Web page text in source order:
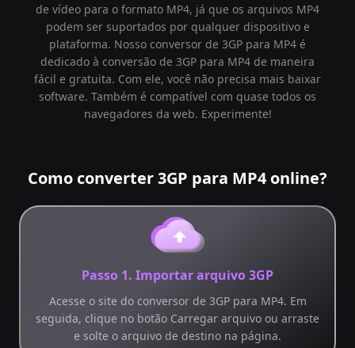
de vídeo para o formato MP4, já que os arquivos MP4
podem ser suportados por qualquer dispositivo e
plataforma. Nosso conversor de 3GP para MP4 é
dedicado à conversão de 3GP para MP4 de maneira
fácil e gratuita. Com ele, você não precisa mais baixar
software. Também é compatível com quase todos os
navegadores da web. Experimente!
Como converter 3GP para MP4 online?
Passo 1. Importar arquivo 3GP
Acesse o site do conversor de 3GP para MP4. Em
seguida, clique no botão Carregar arquivo ou arraste
e solte o arquivo de destino na página.